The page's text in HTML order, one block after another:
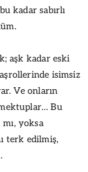
kadar sabırlı
aşk kadar eski
isimsiz
Ve onların
Bu
yoksa
terk edilmiş,